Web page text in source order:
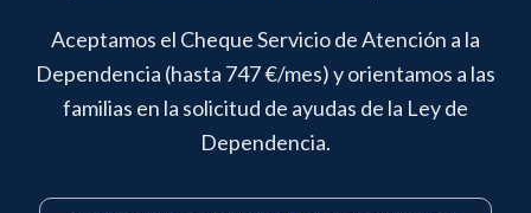
Aceptamos el Cheque Servicio de Atención a la
Dependencia (hasta 747 €/mes) y orientamos a las
familias en la solicitud de ayudas de la Ley de
Dependencia.